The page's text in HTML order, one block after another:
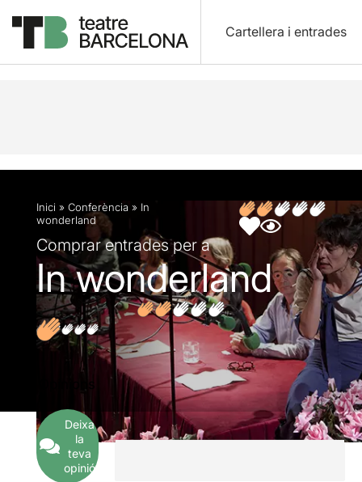
Cartellera i entrades
Descripció Fitxa artística Fotos i vídeos
Inici » Conferència » In
wonderland
Comprar entrades per a
In wonderland
Opinions
Deixa
la
teva
opinió